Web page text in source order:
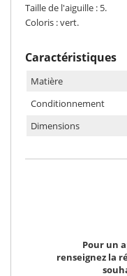
Taille de l'aiguille : 5.
Coloris : vert.
Caractéristiques
Matière
Conditionnement
Dimensions
Pour un
renseignez la